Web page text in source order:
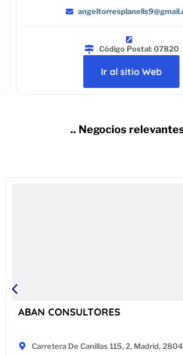
Código Postal: 07820
Ir al sitio Web
.. Negocios
ABAN CONSULTORES
Carretera De Canillas 115, 2, Madrid,